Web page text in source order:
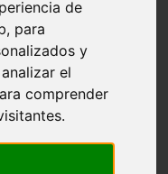
de
para
y
el
comprender
que
y mucho mas